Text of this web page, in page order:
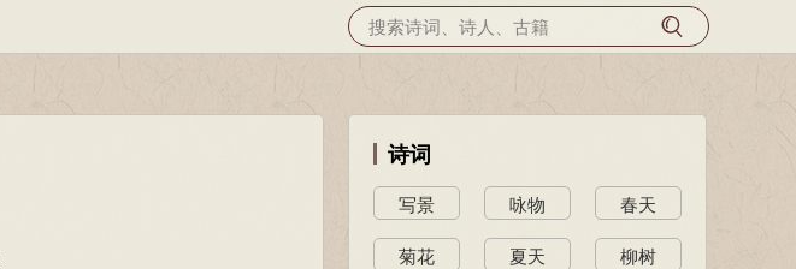
诗词
写景 咏物 春天
菊花 夏天 柳树